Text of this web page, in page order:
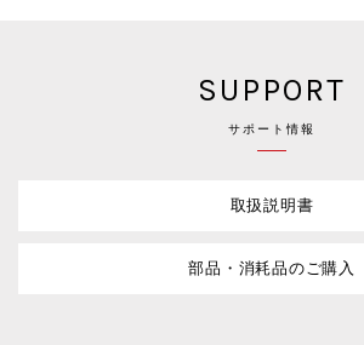
SUPPORT
サポート情報
取扱説明書
部品・消耗品のご購入